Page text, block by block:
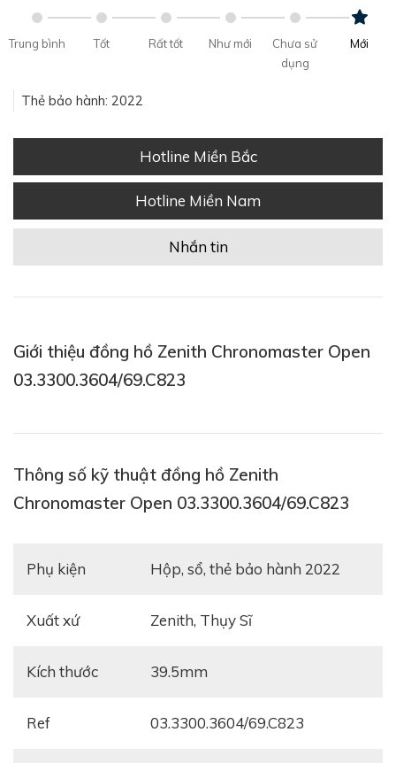
Trung bình Tốt Rất tốt Như mới
Chưa sử
dụng
Mới
Thẻ bảo hành: 2022
Hotline Miền Bắc
Hotline Miền Nam
Nhắn tin
Giới thiệu đồng hồ Zenith Chronomaster Open
03.3300.3604/69.C823
Thông số kỹ thuật đồng hồ Zenith
Chronomaster Open 03.3300.3604/69.C823
Phụ kiện Hộp, sổ, thẻ bảo hành 2022
Xuất xứ Zenith, Thụy Sĩ
Kích thước 39.5mm
Ref 03.3300.3604/69.C823